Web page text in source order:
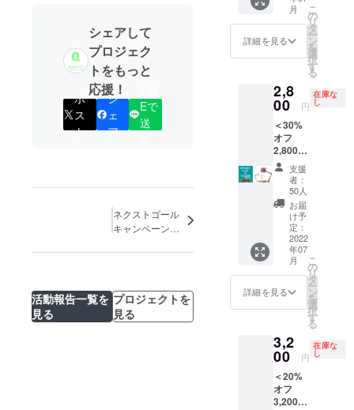
シェアして
プロジェク
トをもっと
応援！
ポ
ス
ト
シ
ェ
ア
Eで
送
ネクストゴール
キャンペーン！
マグネットホル
活動報告一覧を
見る
プロジェクトを
見る
提供し続け
る会社であ
りたいと
思っており
現在は多く
のビジネス
パートナー
様のお力添
えの元、皆
様の最寄り
の店舗様な
どでスマー
トフォン周
辺機器を展
開させて頂
送料は
含まれ
ており
ます。
※ご注文
製造工
程上の
都合等
により
出荷時
期が遅
れる可
能性が
ありま
す。
月
詳細を見る
こ
の
リ
タ
ー
ン
を
選
択
す
る
2,8
00 円
在庫な
し
＜30%
オフ
2,800円
＞ 希望
販売価
4,000円
[TABLE
STAND]
×1点 ※
送料は
含まれ
ており
ます。
※ご注文
製造工
程上の
都合等
により
出荷時
期が遅
支援
者：
50人
お届
け予
定：
2022
年07
月
詳細を見る
こ
の
リ
タ
ー
ン
を
選
択
す
る
3,2
00 円
在庫な
し
＜20%
オフ
3,200円